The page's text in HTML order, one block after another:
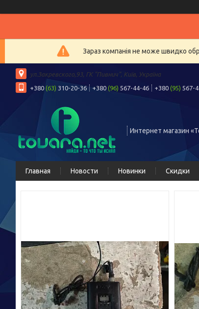
Зараз компанія не може швидко
ул.Закревского,93, ГК "Пивнич", Київ, Україна
+380 (63) 310-20-36 +380 (96) 567-44-46 +380 (95) 567-
Интернет магазин
Главная Новости Новинки Скидки